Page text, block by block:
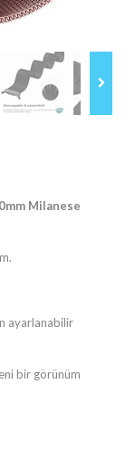
Milanese
ayarlanabilir
bir görünüm